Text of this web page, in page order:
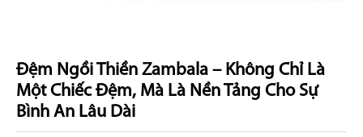
Đệm Ngồi Thiền Zambala – Không Chỉ Là
Một Chiếc Đệm, Mà Là Nền Tảng Cho Sự
Bình An Lâu Dài